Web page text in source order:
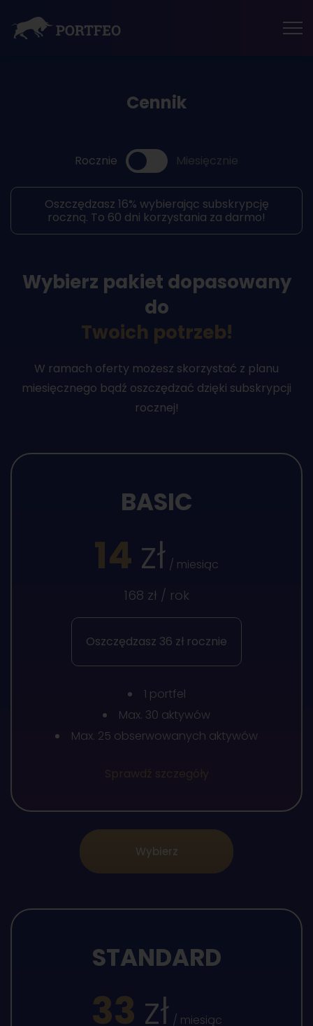
Cennik
Rocznie Miesięcznie
Oszczędzasz 16% wybierając subskrypcję
roczną. To 60 dni korzystania za darmo!
Wybierz pakiet dopasowany
do
Twoich potrzeb!
W ramach oferty możesz skorzystać z planu
miesięcznego bądź oszczędzać dzięki subskrypcji
rocznej!
BASIC
14 zł / miesiąc
168 zł / rok
Oszczędzasz 36 zł rocznie
1 portfel
Max. 30 aktywów
Max. 25 obserwowanych aktywów
Wybierz
STANDARD
33 zł / miesiąc